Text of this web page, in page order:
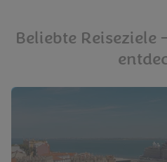
Beliebte Reiseziele